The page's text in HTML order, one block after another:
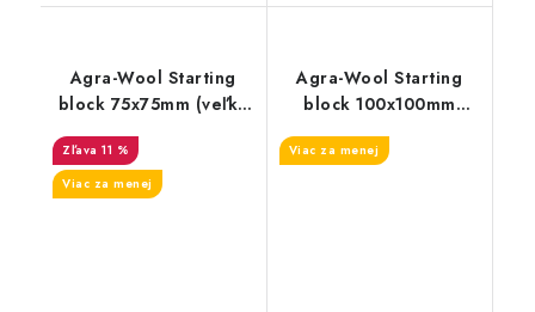
Agra-Wool Starting
block 75x75mm (veľká
diera 38/35)
11 %
Viac za menej
Agra-Wool Starting
block 100x100mm
(malá diera 28/35)
Viac za menej